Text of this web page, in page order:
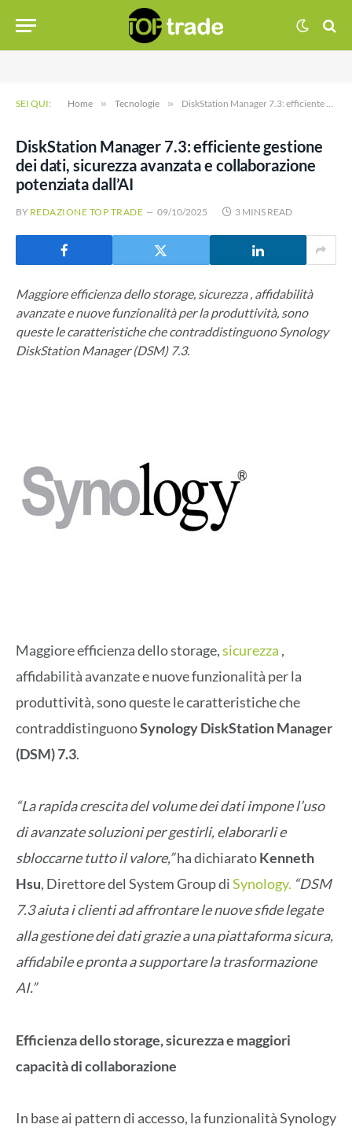
SEI QUI: Home » Tecnologie » DiskStation Manager 7.3: efficiente gestione dei dati, sicurezza avanzata e collaborazione potenziata dall’AI
DiskStation Manager 7.3: efficiente gestione
dei dati, sicurezza avanzata e collaborazione
potenziata dall’AI
BY REDAZIONE TOP TRADE 09/10/2025 3 MINS READ
Maggiore efficienza dello storage, sicurezza , affidabilità
avanzate e nuove funzionalità per la produttività, sono
queste le caratteristiche che contraddistinguono Synology
DiskStation Manager (DSM) 7.3.
Maggiore efficienza dello storage,sicurezza ,
affidabilità avanzate e nuove funzionalità per la
produttività, sono queste le caratteristiche che
contraddistinguonoSynology DiskStation Manager
(DSM) 7.3.
“La rapida crescita del volume dei dati impone l’uso
di avanzate soluzioni per gestirli, elaborarli e
sbloccarne tutto il valore,”ha dichiaratoKenneth
Hsu, Direttore del System Group diSynology. “DSM
7.3 aiuta i clienti ad affrontare le nuove sfide legate
alla gestione dei dati grazie a una piattaforma sicura,
affidabile e pronta a supportare la trasformazione
AI.”
Efficienza dello storage, sicurezza e maggiori
capacità di collaborazione
In base ai pattern di accesso, la funzionalità Synology